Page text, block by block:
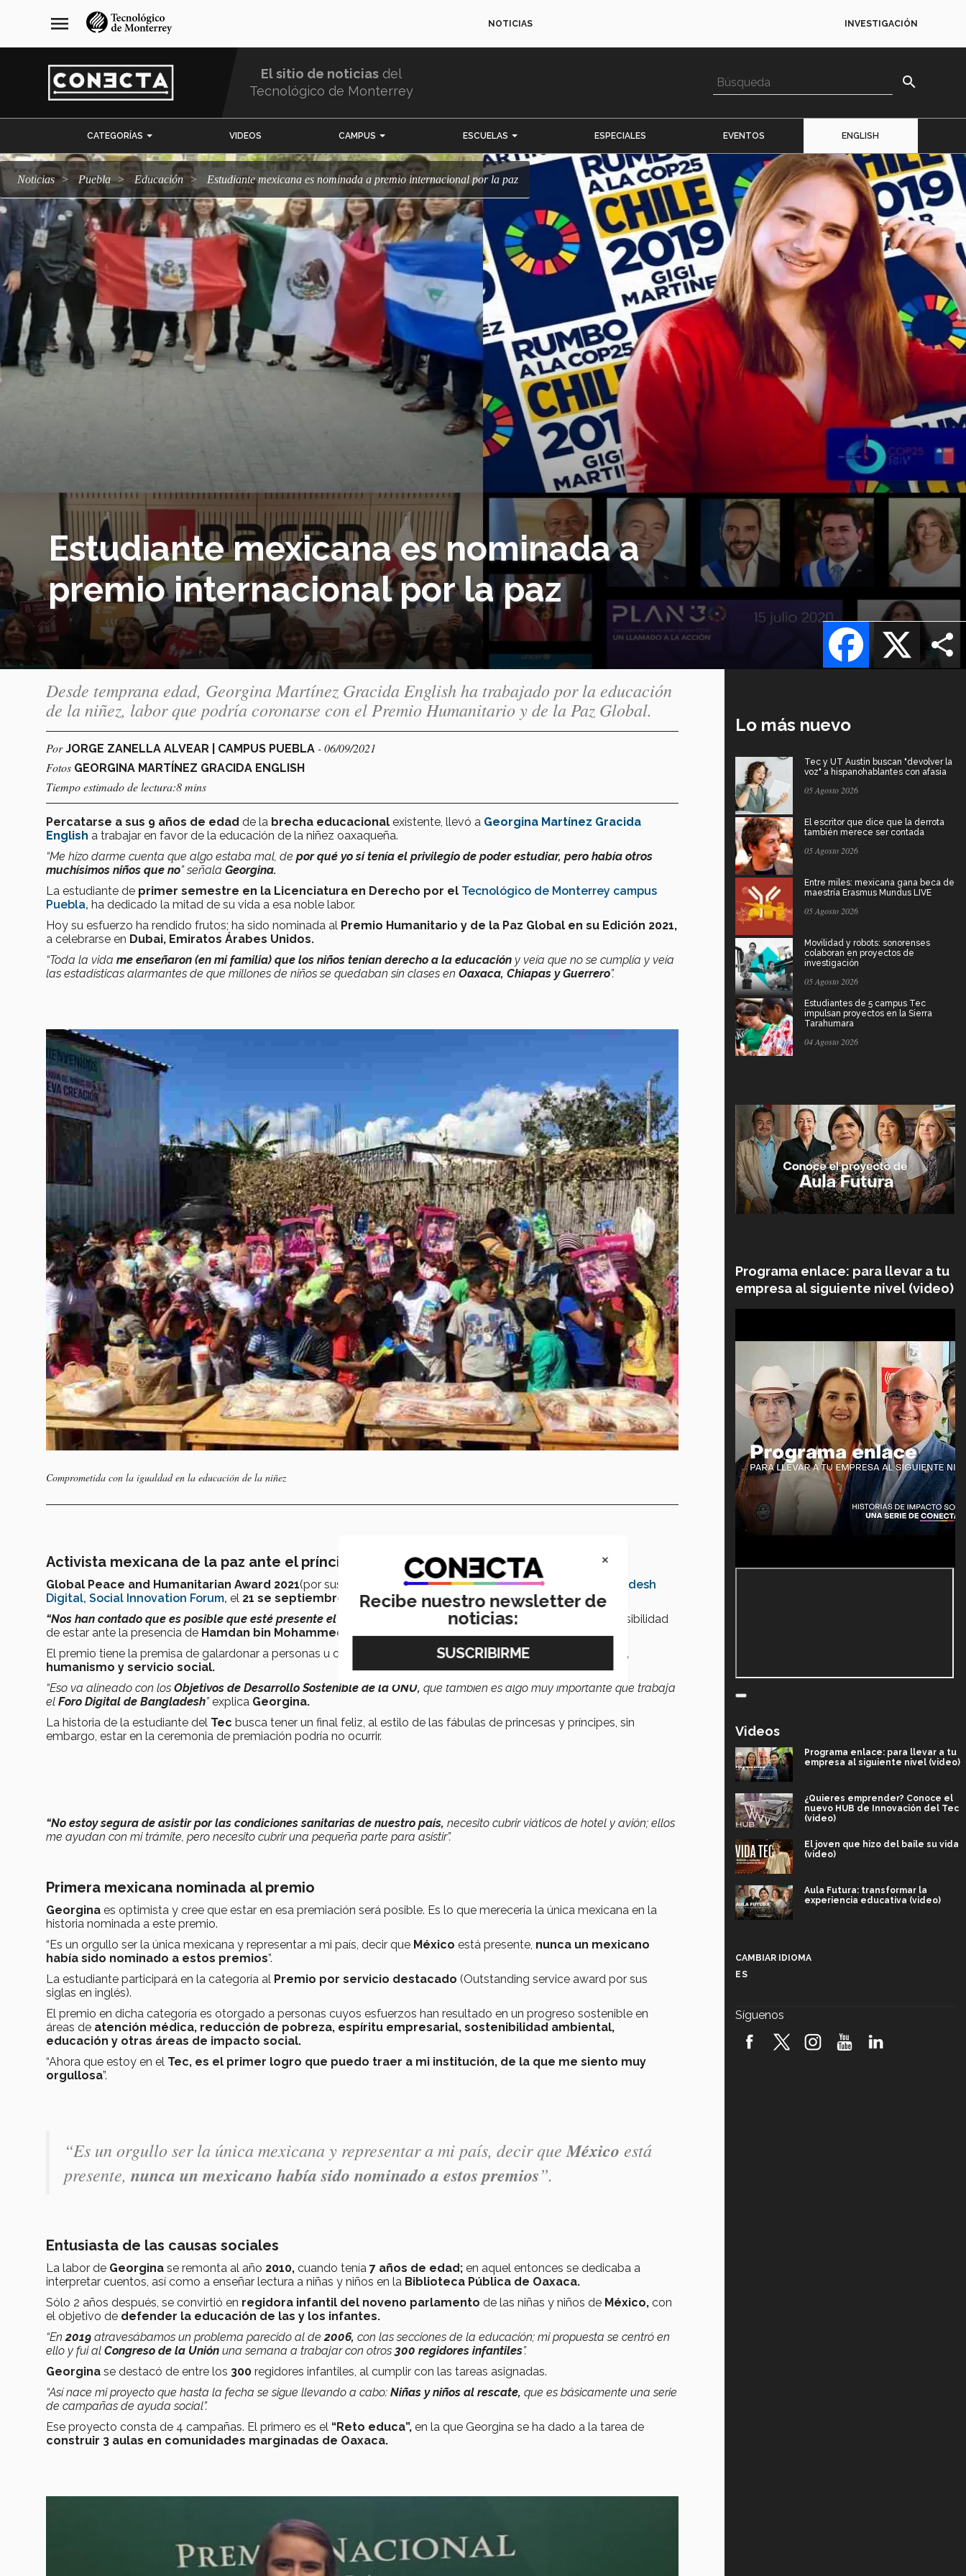
navegación
principal
menu NOTICIAS INVESTIGACIÓN
El sitio de noticias del
Tecnológico de Monterrey
search
CATEGORÍAS VIDEOS CAMPUS ESCUELAS ESPECIALES EVENTOS ENGLISH
Noticias Puebla Educación Estudiante mexicana es nominada a premio internacional por la paz
Estudiante mexicana es nominada a
premio internacional por la paz
X
Facebook
Desde temprana edad, Georgina Martínez Gracida English ha trabajado por la educación
de la niñez, labor que podría coronarse con el Premio Humanitario y de la Paz Global.
PorJORGE ZANELLA ALVEAR | CAMPUS PUEBLA - 06/09/2021
Fotos GEORGINA MARTÍNEZ GRACIDA ENGLISH
Tiempo estimado de lectura:8 mins
Percatarse a sus 9 años de edad de la brecha educacional existente, llevó a Georgina Martínez Gracida
English a trabajar en favor de la educación de la niñez oaxaqueña.
“Me hizo darme cuenta que algo estaba mal, de por qué yo sí tenía el privilegio de poder estudiar, pero había otros
muchísimos niños que no” señala Georgina.
La estudiante de primer semestre en la Licenciatura en Derecho por el Tecnológico de Monterrey campus
Puebla, ha dedicado la mitad de su vida a esa noble labor.
Hoy su esfuerzo ha rendido frutos; ha sido nominada al Premio Humanitario y de la Paz Global en su Edición 2021,
a celebrarse en Dubai, Emiratos Árabes Unidos.
“Toda la vida me enseñaron (en mi familia) que los niños tenían derecho a la educación y veía que no se cumplía y veía
las estadísticas alarmantes de que millones de niños se quedaban sin clases en Oaxaca, Chiapas y Guerrero”.
Comprometida con la igualdad en la educación de la niñez
Activista mexicana de la paz ante el príncipe de Dubai
Global Peace and Humanitarian Award 2021(por sus siglas en inglés) es un premio convocado por
Bangladesh
Digital, Social Innovation Forum, el 21 se septiembre, Día Internacional de la Paz.
“Nos han contado que es posible que esté presente el Príncipe”
expresa emocionadaGeorgina,
sobre la posibilidad
de estar ante la presencia de Hamdan bin Mohammed bin Rashid Al Maktoum, Príncipe de Dubai.
El premio tiene la premisa de galardonar a personas u organizaciones
que contribuyen a la cultura de paz,
humanismo y servicio social.
“Eso va alineado con los Objetivos de Desarrollo Sostenible de la ONU, que también es algo muy importante que trabaja
el Foro Digital de Bangladesh”explica Georgina.
La historia de la estudiante del Tec busca tener un final feliz, al estilo de las fábulas de princesas y príncipes, sin
embargo, estar en la ceremonia de premiación podría no ocurrir.
“No estoy segura de asistir por las condiciones sanitarias de nuestro país, necesito cubrir viáticos de hotel y avión; ellos
me ayudan con mi trámite, pero necesito cubrir una pequeña parte para asistir”.
Primera mexicana nominada al premio
Georgina es optimista y cree que estar en esa premiación será posible. Es lo que merecería la única mexicana en la
historia nominada a este premio.
“Es un orgullo ser la única mexicana y representar a mi país, decir que México está presente, nunca un mexicano
había sido nominado a estos premios”.
La estudiante participará en la categoría al Premio por servicio destacado (Outstanding service award por sus
siglas en inglés).
El premio en dicha categoría es otorgado a personas cuyos esfuerzos han resultado en un progreso sostenible en
áreas de atención médica, reducción de pobreza, espíritu empresarial, sostenibilidad ambiental,
educación y otras áreas de impacto social.
“Ahora que estoy en el Tec, es el primer logro que puedo traer a mi institución, de la que me siento muy
orgullosa”.
“Es un orgullo ser la única mexicana y representar a mi país, decir que México está
presente, nunca un mexicano había sido nominado a estos premios”.
Entusiasta de las causas sociales
La labor de Georgina se remonta al año 2010, cuando tenía 7 años de edad; en aquel entonces se dedicaba a
interpretar cuentos, así como a enseñar lectura a niñas y niños en la Biblioteca Pública de Oaxaca.
Sólo 2 años después, se convirtió en regidora infantil del noveno parlamento de las niñas y niños de México, con
el objetivo de defender la educación de las y los infantes.
“En2019 atravesábamos un problema parecido al de2006, con las secciones de la educación; mi propuesta se centró en
ello y fui al Congreso de la Unión una semana a trabajar con otros 300 regidores infantiles”.
Georgina se destacó de entre los 300 regidores infantiles, al cumplir con las tareas asignadas.
“Así nace mi proyecto que hasta la fecha se sigue llevando a cabo: Niñas y niños al rescate, que es básicamente una serie
de campañas de ayuda social”.
Ese proyecto consta de 4 campañas. El primero es el “Reto educa”, en la que Georgina se ha dado a la tarea de
construir 3 aulas en comunidades marginadas de Oaxaca.
Lo más nuevo
Tec y UT Austin buscan "devolver la
voz" a hispanohablantes con afasia
05 Agosto 2026
El escritor que dice que la derrota
también merece ser contada
05 Agosto 2026
Entre miles: mexicana gana beca de
maestría Erasmus Mundus LIVE
05 Agosto 2026
Movilidad y robots: sonorenses
colaboran en proyectos de
investigación
05 Agosto 2026
Estudiantes de 5 campus Tec
impulsan proyectos en la Sierra
Tarahumara
04 Agosto 2026
Programa enlace: para llevar a tu
empresa al siguiente nivel (video)
Videos
Programa enlace: para llevar a tu
empresa al siguiente nivel (video)
¿Quieres emprender? Conoce el
nuevo HUB de Innovación del Tec
(video)
El joven que hizo del baile su vida
(video)
Aula Futura: transformar la
experiencia educativa (video)
robótica FIRST 2026! (video)
CAMBIAR IDIOMA
ES
Síguenos
×
Recibe nuestro newsletter de
noticias: